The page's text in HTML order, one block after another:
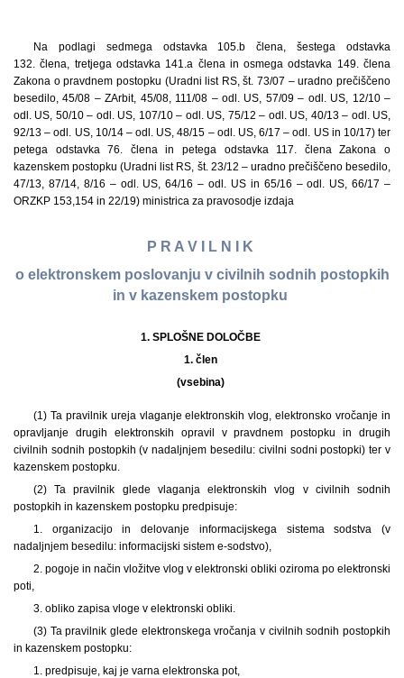
Na podlagi sedmega odstavka 105.b člena, šestega odstavka
132. člena, tretjega odstavka 141.a člena in osmega odstavka 149. člena
Zakona o pravdnem postopku (Uradni list RS, št. 73/07 – uradno prečiščeno
besedilo, 45/08 – ZArbit, 45/08, 111/08 – odl. US, 57/09 – odl. US, 12/10 –
odl. US, 50/10 – odl. US, 107/10 – odl. US, 75/12 – odl. US, 40/13 – odl. US,
92/13 – odl. US, 10/14 – odl. US, 48/15 – odl. US, 6/17 – odl. US in 10/17) ter
petega odstavka 76. člena in petega odstavka 117. člena Zakona o
kazenskem postopku (Uradni list RS, št. 23/12 – uradno prečiščeno besedilo,
47/13, 87/14, 8/16 – odl. US, 64/16 – odl. US in 65/16 – odl. US, 66/17 –
ORZKP 153,154 in 22/19) ministrica za pravosodje izdaja
P R A V I L N I K
o elektronskem poslovanju v civilnih sodnih postopkih
in v kazenskem postopku
1. SPLOŠNE DOLOČBE
1. člen
(vsebina)
(1) Ta pravilnik ureja vlaganje elektronskih vlog, elektronsko vročanje in
opravljanje drugih elektronskih opravil v pravdnem postopku in drugih
civilnih sodnih postopkih (v nadaljnjem besedilu: civilni sodni postopki) ter v
kazenskem postopku.
(2) Ta pravilnik glede vlaganja elektronskih vlog v civilnih sodnih
postopkih in kazenskem postopku predpisuje:
1. organizacijo in delovanje informacijskega sistema sodstva (v
nadaljnjem besedilu: informacijski sistem e-sodstvo),
2. pogoje in način vložitve vlog v elektronski obliki oziroma po elektronski
poti,
3. obliko zapisa vloge v elektronski obliki.
(3) Ta pravilnik glede elektronskega vročanja v civilnih sodnih postopkih
in kazenskem postopku:
1. predpisuje, kaj je varna elektronska pot,